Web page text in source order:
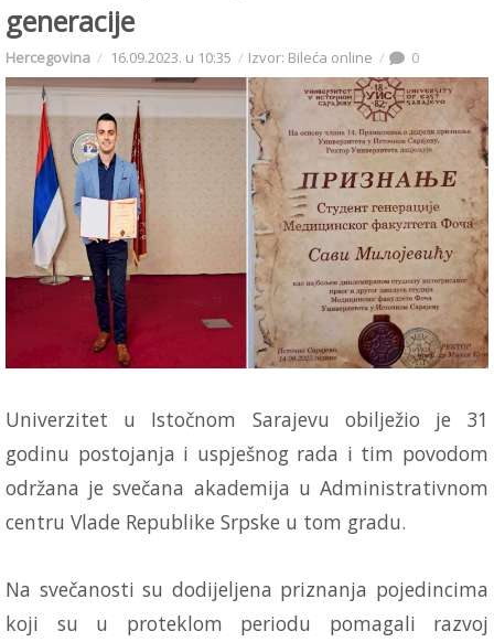
generacije
Hercegovina 16.09.2023. u 10:35 Izvor: Bileća online 0
Univerzitet u Istočnom Sarajevu obilježio je 31
godinu postojanja i uspješnog rada i tim povodom
održana je svečana akademija u Administrativnom
centru Vlade Republike Srpske u tom gradu.
Na svečanosti su dodijeljena priznanja pojedincima
koji su u proteklom periodu pomagali razvoj